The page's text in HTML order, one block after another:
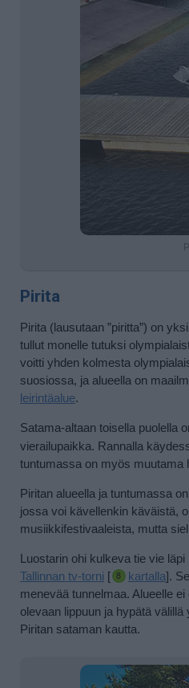
Pirita
Pirita (lausutaan ”piritta”) on
tullut monelle tutuksi
voitti yhden kolmesta
suosiossa, ja alueella on
leirintäalue.
Satama-altaan toisella puolella
vierailupaikka. Rannalla
tuntumassa on myös muutama
Piritan alueella ja tuntumassa
jossa voi kävellenkin käväistä,
musiikkifestivaaleista, mutta
Luostarin ohi kulkeva tie vie
Tallinnan tv-torni [ kartalla].
menevää tunnelmaa. Alueelle
olevaan lippuun ja hypätä
Piritan sataman kautta.